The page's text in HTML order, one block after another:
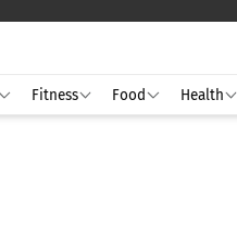
Fitness Food Health